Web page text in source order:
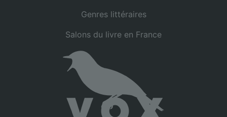
Genres littéraires
Salons du livre en France